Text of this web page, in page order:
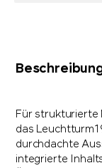
Für strukturierte
das
durchdachte
integrierte